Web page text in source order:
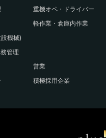
重機オペ・ドライバー
軽作業・倉庫内作業
機械)
管理
営業
積極採用企業